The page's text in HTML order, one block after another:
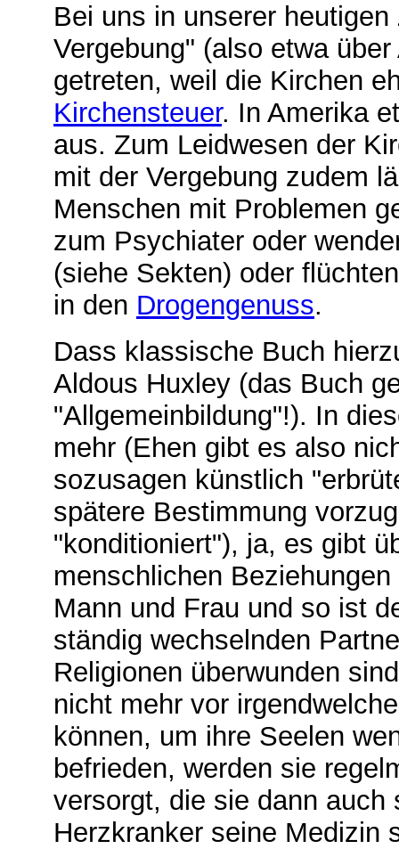
Bei uns in unserer
Vergebung" (also etwa
getreten, weil die Kirchen
Kirchensteuer. In Amerika
aus. Zum Leidwesen der
mit der Vergebung zudem
Menschen mit Problemen
zum Psychiater oder
(siehe Sekten) oder
in den Drogengenuss.
Dass klassische Buch
Aldous Huxley (das Buch
"Allgemeinbildung"!). In
mehr (Ehen gibt es also
sozusagen künstlich
spätere Bestimmung
"konditioniert"), ja, es gibt
menschlichen
Mann und Frau und so ist
ständig wechselnden
Religionen überwunden
nicht mehr vor
können, um ihre Seelen
befrieden, werden sie
versorgt, die sie dann
Herzkranker seine Medizin